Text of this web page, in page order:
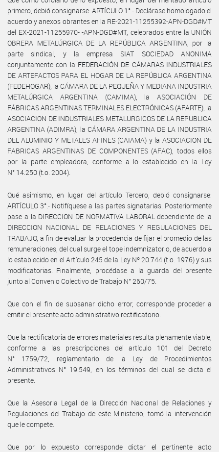
primero, debió consignarse: ARTÍCULO 1°.- Declárase homologado el
acuerdo y anexos obrantes en la RE-2021-11255392-APN-DGD#MT
del EX-2021-11255970- -APN-DGD#MT, celebrados entre la UNIÓN
OBRERA METALÚRGICA DE LA REPÚBLICA ARGENTINA, por la
parte sindical, y la empresa SIAT SOCIEDAD ANONIMA
conjuntamente con la FEDERACIÓN DE CÁMARAS INDUSTRIALES
DE ARTEFACTOS PARA EL HOGAR DE LA REPÚBLICA ARGENTINA
(FEDEHOGAR), la CÁMARA DE LA PEQUEÑA Y MEDIANA INDUSTRIA
METALÚRGICA ARGENTINA (CAMIMA), la ASOCIACIÓN DE
FÁBRICAS ARGENTINAS TERMINALES ELECTRÓNICAS (AFARTE), la
ASOCIACION DE INDUSTRIALES METALURGICOS DE LA REPUBLICA
ARGENTINA (ADIMRA), la CÁMARA ARGENTINA DE LA INDUSTRIA
DEL ALUMINIO Y METALES AFINES (CAIAMA) y la ASOCIACION DE
FABRICAS ARGENTINAS DE COMPONENTES (AFAC), todos ellos
por la parte empleadora, conforme a lo establecido en la Ley
N° 14.250 (t.o. 2004).
Qué asimismo, en lugar del artículo Tercero, debió consignarse:
ARTÍCULO 3°.- Notifíquese a las partes signatarias. Posteriormente
pase a la DIRECCION DE NORMATIVA LABORAL dependiente de la
DIRECCION NACIONAL DE RELACIONES Y REGULACIONES DEL
TRABAJO, a fin de evaluar la procedencia de fijar el promedio de las
remuneraciones, del cual surge el tope indemnizatorio, de acuerdo a
lo establecido en el Artículo 245 de la Ley Nº 20.744 (t.o. 1976) y sus
modificatorias. Finalmente, procédase a la guarda del presente
junto al Convenio Colectivo de Trabajo N° 260/75.
Que con el fin de subsanar dicho error, corresponde proceder a
emitir el presente acto administrativo rectificatorio.
Que la rectificatoria de errores materiales resulta plenamente viable,
conforme a las prescripciones del artículo 101 del Decreto
N° 1759/72, reglamentario de la Ley de Procedimientos
Administrativos N° 19.549, en los términos del cual se dicta el
presente.
Que la Asesoria Legal de la Dirección Nacional de Relaciones y
Regulaciones del Trabajo de este Ministerio, tomó la intervención
que le compete.
Que por lo expuesto corresponde dictar el pertinente acto